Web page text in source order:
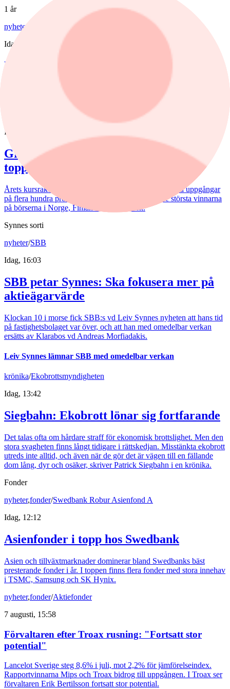
1 år
nyheter
Stockholmsbörsen
Idag, 18:12
Försiktig nedgång på Stockholmsbörsen
Stockholmsbörsen inledde veckan med en lätt nedgång på
Idag, 15:40
Grannländernas aktieraketer – Norge i
topp
Årets kursraketer i de nordiska grannländerna bjuder på uppgångar
på flera hundra procent. Placera har gått igenom de största vinnarna
på börserna i Norge, Finland och Danmark.
Synnes sorti
nyheter/SBB
Idag, 16:03
SBB petar Synnes: Ska fokusera mer på
aktieägarvärde
Klockan 10 i morse fick SBB:s vd Leiv Synnes nyheten att hans tid
på fastighetsbolaget var över, och att han med omedelbar verkan
ersätts av Klarabos vd Andreas Morfiadakis.
Leiv Synnes lämnar SBB med omedelbar verkan
krönika/Ekobrottsmyndigheten
Idag, 13:42
Siegbahn: Ekobrott lönar sig fortfarande
Det talas ofta om hårdare straff för ekonomisk brottslighet. Men den
stora svagheten finns långt tidigare i rättskedjan. Misstänkta ekobrott
utreds inte alltid, och även när de gör det är vägen till en fällande
dom lång, dyr och osäker, skriver Patrick Siegbahn i en krönika.
Fonder
nyheter,fonder/Swedbank Robur Asienfond A
Idag, 12:12
Asienfonder i topp hos Swedbank
Asien och tillväxtmarknader dominerar bland Swedbanks bäst
presterande fonder i år. I toppen finns flera fonder med stora innehav
i TSMC, Samsung och SK Hynix.
nyheter,fonder/Aktiefonder
7 augusti, 15:58
Förvaltaren efter Troax rusning: "Fortsatt stor
potential"
Lancelot Sverige steg 8,6% i juli, mot 2,2% för jämförelseindex.
Rapportvinnarna Mips och Troax bidrog till uppgången. I Troax ser
förvaltaren Erik Bertilsson fortsatt stor potential.